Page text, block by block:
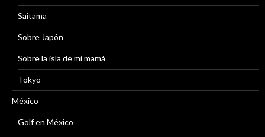
Saitama
Sobre Japón
Sobre la isla de mi mamá
Tokyo
México
Golf en México